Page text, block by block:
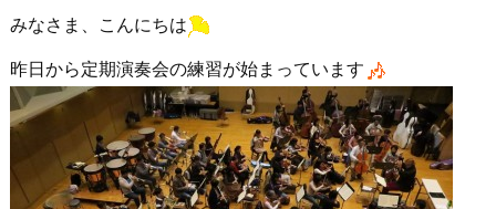
みなさま、こんにちは
昨日から定期演奏会の練習が始まっています